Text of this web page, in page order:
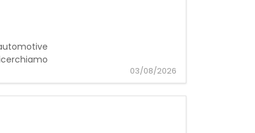
03/08/2026